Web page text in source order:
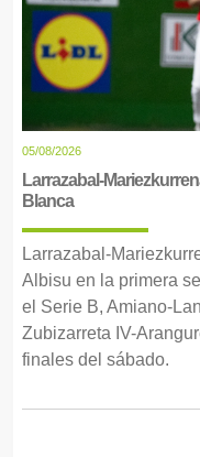
05/08/2026
Larrazabal-
Blanca
Larrazabal-
Albisu en la primera
el Serie B, Amiano-
Zubizarreta IV-
finales del sábado.